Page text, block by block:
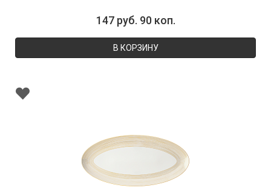
147 руб. 90 коп.
В КОРЗИНУ